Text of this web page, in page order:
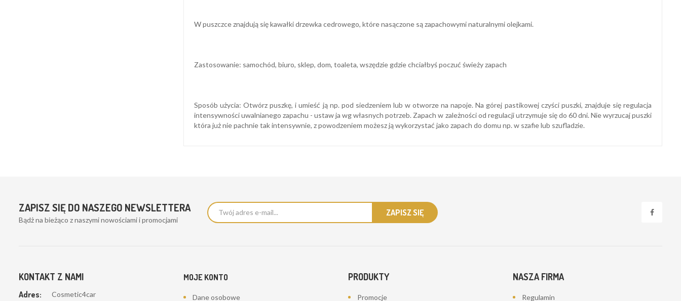
W puszczce znajdują się kawałki drzewka cedrowego, które nasączone są zapachowymi naturalnymi olejkami.
Zastosowanie: samochód, biuro, sklep, dom, toaleta, wszędzie gdzie chciałbyś poczuć świeży zapach
Sposób użycia: Otwórz puszkę, i umieść ją np. pod siedzeniem lub w otworze na napoje. Na górej pastikowej czyści puszki, znajduje się regulacja
intensywności uwalnianego zapachu - ustaw ja wg własnych potrzeb. Zapach w zależności od regulacji utrzymuje się do 60 dni. Nie wyrzucaj puszki
która już nie pachnie tak intensywnie, z powodzeniem możesz ją wykorzystać jako zapach do domu np. w szafie lub szufladzie.
ZAPISZ SIĘ DO NASZEGO NEWSLETTERA
Bądż na bieżąco z naszymi nowościami i promocjami
KONTAKT Z NAMI
Adres: Cosmetic4car
MOJE KONTO
Dane osobowe
PRODUKTY
Promocje
NASZA FIRMA
Regulamin